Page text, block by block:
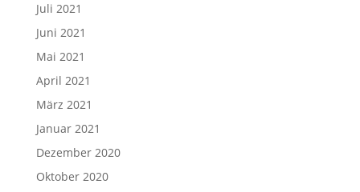
Juli 2021
Juni 2021
Mai 2021
April 2021
März 2021
Januar 2021
Dezember 2020
Oktober 2020